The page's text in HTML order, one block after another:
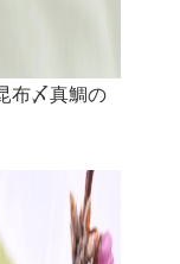
布〆真鯛の